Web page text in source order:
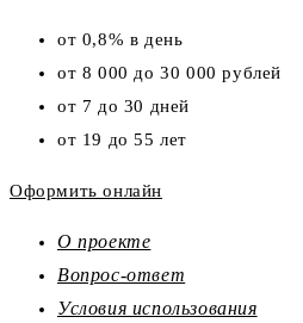
от 0,8% в день
от 8 000 до 30 000 рублей
от 7 до 30 дней
от 19 до 55 лет
Оформить онлайн
О проекте
Вопрос-ответ
Условия использования